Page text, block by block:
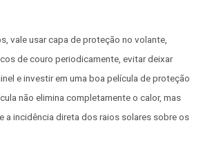
vale usar capa de proteção no volante,
de couro periodicamente, evitar deixar
e investir em uma boa película de proteção
não elimina completamente o calor, mas
a incidência direta dos raios solares sobre os